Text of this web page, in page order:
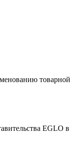
товарной
EGLO в